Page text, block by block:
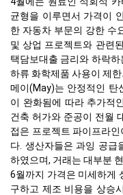
균형을 이루면서 가격이
한 자동차 부문의 강한 수
및 상업 프로젝트와 관련
택담보대출 금리와 하락
하류 화학제품 사용이 제
메이(May)는 안정적인 탄
이 완화됨에 따라 추가적
건축 허가와 준공이 전월
접은 프로젝트 파이프라
다. 생산자들은 과잉 공급
하였으며, 거래는 대부분
6월까지 가격은 미세하게
구하고 제조 비용을 상승